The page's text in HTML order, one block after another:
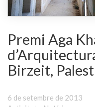
Premi Aga
Birzeit,
6 de setembre de 2013